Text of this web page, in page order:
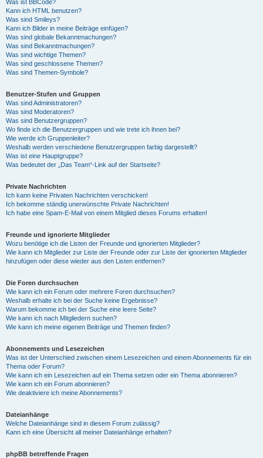
Was ist BBCode?
Kann ich HTML benutzen?
Was sind Smileys?
Kann ich Bilder in meine Beiträge einfügen?
Was sind globale Bekanntmachungen?
Was sind Bekanntmachungen?
Was sind wichtige Themen?
Was sind geschlossene Themen?
Was sind Themen-Symbole?
Benutzer-Stufen und Gruppen
Was sind Administratoren?
Was sind Moderatoren?
Was sind Benutzergruppen?
Wo finde ich die Benutzergruppen und wie trete ich ihnen bei?
Wie werde ich Gruppenleiter?
Weshalb werden verschiedene Benutzergruppen farbig dargestellt?
Was ist eine Hauptgruppe?
Was bedeutet der „Das Team“-Link auf der Startseite?
Private Nachrichten
Ich kann keine Privaten Nachrichten verschicken!
Ich bekomme ständig unerwünschte Private Nachrichten!
Ich habe eine Spam-E-Mail von einem Mitglied dieses Forums erhalten!
Freunde und ignorierte Mitglieder
Wozu benötige ich die Listen der Freunde und ignorierten Mitglieder?
Wie kann ich Mitglieder zur Liste der Freunde oder zur Liste der ignorierten Mitglieder
hinzufügen oder diese wieder aus den Listen entfernen?
Die Foren durchsuchen
Wie kann ich ein Forum oder mehrere Foren durchsuchen?
Weshalb erhalte ich bei der Suche keine Ergebnisse?
Warum bekomme ich bei der Suche eine leere Seite?
Wie kann ich nach Mitgliedern suchen?
Wie kann ich meine eigenen Beiträge und Themen finden?
Abonnements und Lesezeichen
Was ist der Unterschied zwischen einem Lesezeichen und einem Abonnements für ein
Thema oder Forum?
Wie kann ich ein Lesezeichen auf ein Thema setzen oder ein Thema abonnieren?
Wie kann ich ein Forum abonnieren?
Wie deaktiviere ich meine Abonnements?
Dateianhänge
Welche Dateianhänge sind in diesem Forum zulässig?
Kann ich eine Übersicht all meiner Dateianhänge erhalten?
phpBB betreffende Fragen